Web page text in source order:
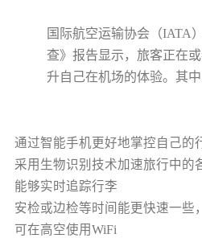
国际航空运输协会（IATA
查》报告显示，旅客正在
升自己在机场的体验。其
通过智能手机更好地掌控自己的
采用生物识别技术加速旅行中的
能够实时追踪行李
安检或边检等时间能更快速一些
可在高空使用WiFi